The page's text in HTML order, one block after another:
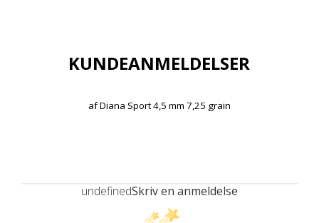
KUNDEANMELDELSER
afDiana Sport 4,5 mm 7,25 grain
undefinedSkriv en anmeldelse